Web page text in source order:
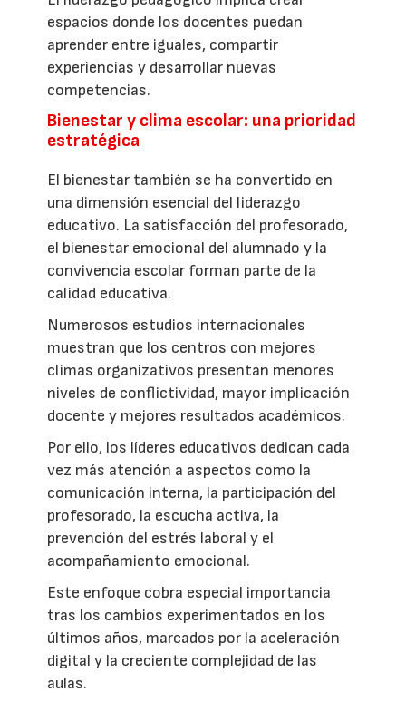
espacios donde los docentes puedan
aprender entre iguales, compartir
experiencias y desarrollar nuevas
competencias.
Bienestar y clima escolar: una prioridad
estratégica
El bienestar también se ha convertido en
una dimensión esencial del liderazgo
educativo. La satisfacción del profesorado,
el bienestar emocional del alumnado y la
convivencia escolar forman parte de la
calidad educativa.
Numerosos estudios internacionales
muestran que los centros con mejores
climas organizativos presentan menores
niveles de conflictividad, mayor implicación
docente y mejores resultados académicos.
Por ello, los líderes educativos dedican cada
vez más atención a aspectos como la
comunicación interna, la participación del
profesorado, la escucha activa, la
prevención del estrés laboral y el
acompañamiento emocional.
Este enfoque cobra especial importancia
tras los cambios experimentados en los
últimos años, marcados por la aceleración
digital y la creciente complejidad de las
aulas.